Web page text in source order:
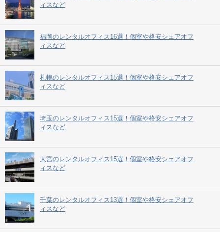
ィスなど
福岡のレンタルオフィス16選！個室や格安シェアオフ
ィスなど
札幌のレンタルオフィス15選！個室や格安シェアオフ
ィスなど
埼玉のレンタルオフィス15選！個室や格安シェアオフ
ィスなど
大宮のレンタルオフィス15選！個室や格安シェアオフ
ィスなど
千葉のレンタルオフィス13選！個室や格安シェアオフ
ィスなど